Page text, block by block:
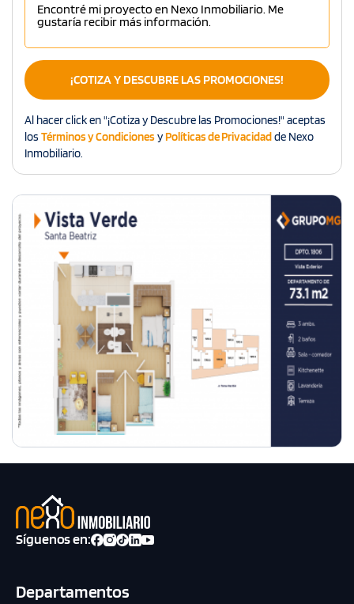
¡COTIZA Y DESCUBRE LAS PROMOCIONES!
Al hacer click en "¡Cotiza y Descubre las Promociones!" aceptas
los Términos y CondicionesyPolíticas de Privacidadde Nexo
Inmobiliario.
Síguenos en:
Departamentos